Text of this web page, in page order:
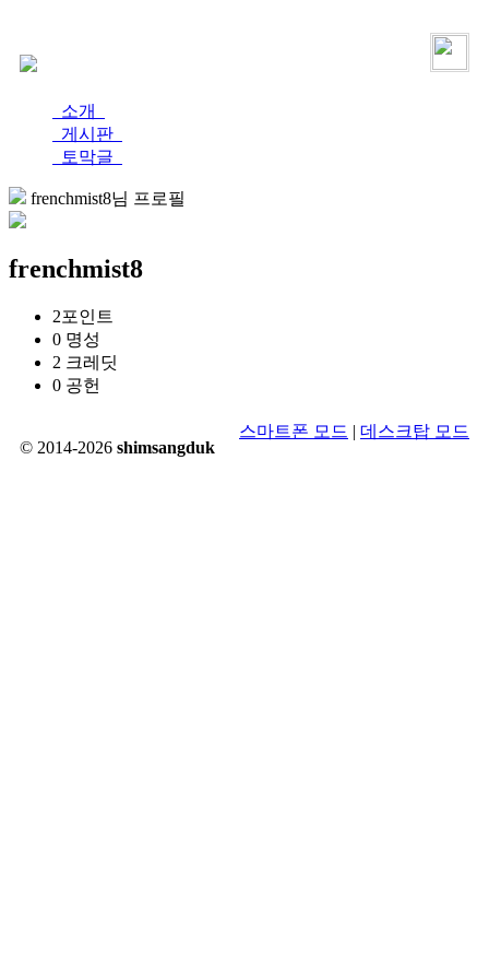
소개
게시판
토막글
frenchmist8님 프로필
frenchmist8
2포인트
0 명성
2 크레딧
0 공헌
© 2014-2026 shimsangduk
스마트폰 모드 | 데스크탑 모드